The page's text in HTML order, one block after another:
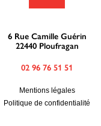
6 Rue Camille Guérin
22440 Ploufragan
02 96 76 51 51
Mentions légales
Politique de confidentialité